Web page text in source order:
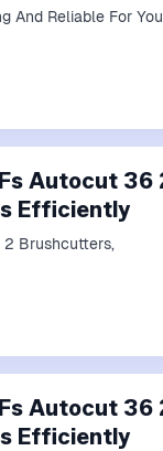
And Reliable For
Autocut 36
Efficiently
2 Brushcutters,
Autocut 36
Efficiently